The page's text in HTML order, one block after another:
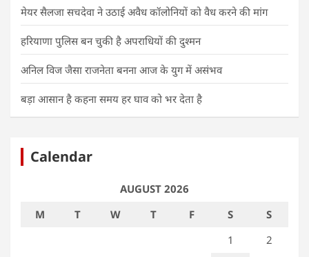
मेयर सैलजा सचदेवा ने उठाई अवैध कॉलोनियों को वैध करने की मांग
हरियाणा पुलिस बन चुकी है अपराधियों की दुश्मन
अनिल विज जैसा राजनेता बनना आज के युग में असंभव
बड़ा आसान है कहना समय हर घाव को भर देता है
Calendar
AUGUST 2026
M
T W T F S
S
1
2